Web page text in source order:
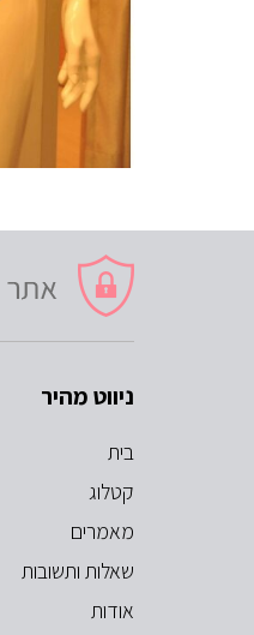
ניווט מהיר
בית
קטלוג
מאמרים
שאלות ותשובות
אודות